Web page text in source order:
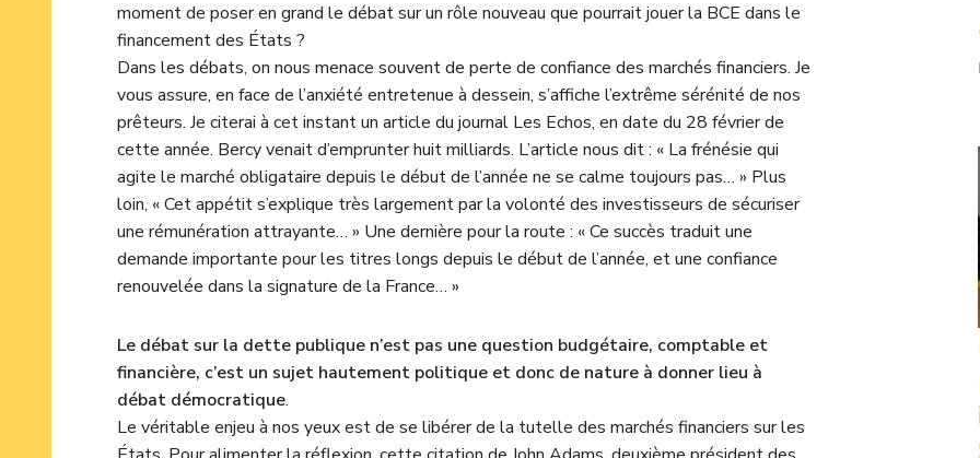
moment de poser en grand le débat sur un rôle nouveau que pourrait jouer la BCE dans le
financement des États ?
Dans les débats, on nous menace souvent de perte de confiance des marchés financiers. Je
vous assure, en face de l’anxiété entretenue à dessein, s’affiche l’extrême sérénité de nos
prêteurs. Je citerai à cet instant un article du journal Les Echos, en date du 28 février de
cette année. Bercy venait d’emprunter huit milliards. L’article nous dit : « La frénésie qui
agite le marché obligataire depuis le début de l’année ne se calme toujours pas… » Plus
loin, « Cet appétit s’explique très largement par la volonté des investisseurs de sécuriser
une rémunération attrayante… » Une dernière pour la route : « Ce succès traduit une
demande importante pour les titres longs depuis le début de l’année, et une confiance
renouvelée dans la signature de la France… »
Le débat sur la dette publique n’est pas une question budgétaire, comptable et
financière, c’est un sujet hautement politique et donc de nature à donner lieu à
débat démocratique.
Le véritable enjeu à nos yeux est de se libérer de la tutelle des marchés financiers sur les